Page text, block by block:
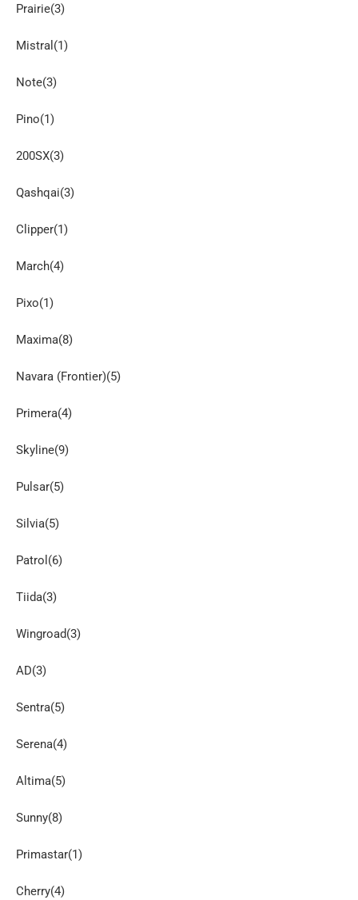
Prairie(3)
Mistral(1)
Note(3)
Pino(1)
200SX(3)
Qashqai(3)
Clipper(1)
March(4)
Pixo(1)
Maxima(8)
Navara (Frontier)(5)
Primera(4)
Skyline(9)
Pulsar(5)
Silvia(5)
Patrol(6)
Tiida(3)
Wingroad(3)
AD(3)
Sentra(5)
Serena(4)
Altima(5)
Sunny(8)
Primastar(1)
Cherry(4)